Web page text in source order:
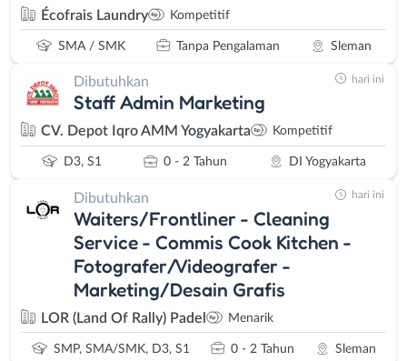
Écofrais Laundry Kompetitif
SMA / SMK Tanpa Pengalaman Sleman
Dibutuhkan
Staff Admin Marketing
CV. Depot Iqro AMM Yogyakarta Kompetitif
D3, S1 0 - 2 Tahun DI Yogyakarta
hari ini
Dibutuhkan
Waiters/Frontliner - Cleaning
Service - Commis Cook Kitchen -
Fotografer/Videografer -
Marketing/Desain Grafis
LOR (Land Of Rally) Padel Menarik
SMP, SMA/SMK, D3, S1 0 - 2 Tahun Sleman
hari ini